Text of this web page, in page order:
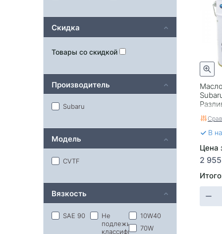
В
Цена
2
Скидка
Товары со скидкой
Производитель
Subaru
Модель
CVTF
Вязкость
SAE 90
Не
подлежит
классификации
10W40
70W